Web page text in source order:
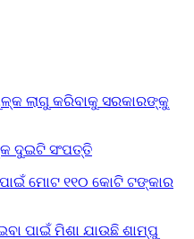
ଲାଗୁ କରିବାକୁ ସରକାରଙ୍କୁ
ଦୁଇଟି ସଂପତ୍ତି
ମୋଟ ୧୧୦ କୋଟି ଟଙ୍କାର
ପାଇଁ ମିଶା ଯାଉଛି ଶାମ୍ପୁ